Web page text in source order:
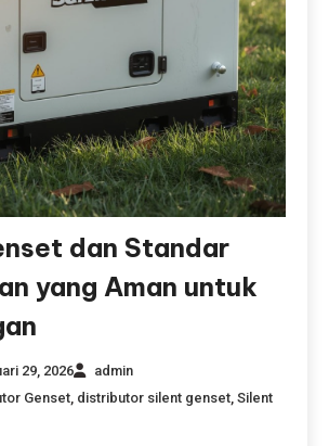
dan Standar
yang Aman untuk
29, 2026
admin
Genset distributor silent genset ,Silent